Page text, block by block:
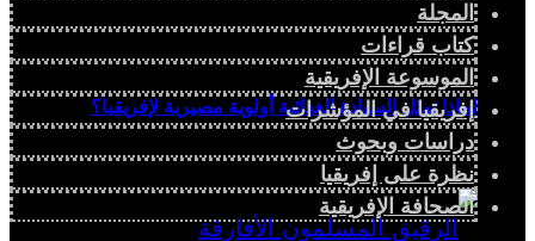
لماذا تمثل السيادة الغذائية أولوية مصيرية لإفريقيا؟
المجلة
كتاب قراءات
الموسوعة الإفريقية
إفريقيا في المؤشرات
دراسات وبحوث
نظرة على إفريقيا
الصحافة الإفريقية